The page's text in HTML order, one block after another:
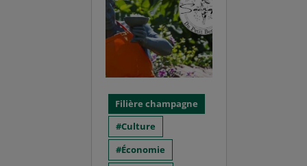
Filière champagne
Culture
Économie